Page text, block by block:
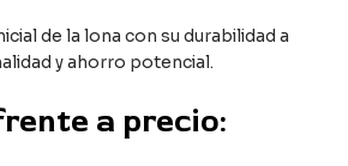
de la lona con su durabilidad a
y ahorro potencial.
a precio: